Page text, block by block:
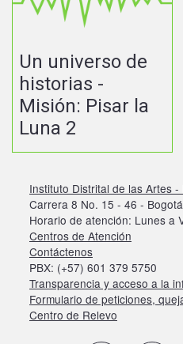
Un universo de
historias -
Misión: Pisar la
Luna 2
Instituto Distrital de las Artes -
Carrera 8 No. 15 - 46 -
Horario de atención: Lunes a
Centros de Atención
Contáctenos
PBX: (+57) 601 379 5750
Transparencia y acceso a la
Formulario de peticiones,
Centro de Relevo